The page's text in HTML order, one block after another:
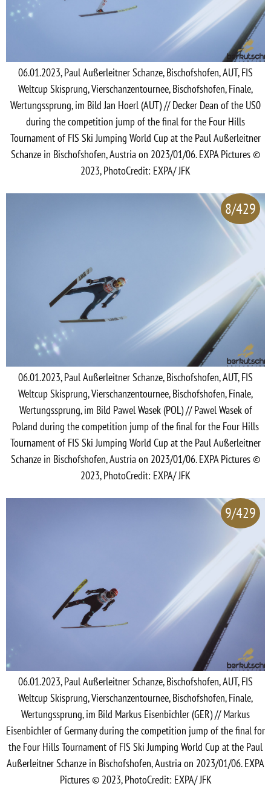
06.01.2023, Paul Außerleitner Schanze, Bischofshofen, AUT, FIS
Weltcup Skisprung, Vierschanzentournee, Bischofshofen, Finale,
Wertungssprung, im Bild Jan Hoerl (AUT) // Decker Dean of the US0
during the competition jump of the final for the Four Hills
Tournament of FIS Ski Jumping World Cup at the Paul Außerleitner
Schanze in Bischofshofen, Austria on 2023/01/06. EXPA Pictures ©
2023, PhotoCredit: EXPA/ JFK
8/429
06.01.2023, Paul Außerleitner Schanze, Bischofshofen, AUT, FIS
Weltcup Skisprung, Vierschanzentournee, Bischofshofen, Finale,
Wertungssprung, im Bild Pawel Wasek (POL) // Pawel Wasek of
Poland during the competition jump of the final for the Four Hills
Tournament of FIS Ski Jumping World Cup at the Paul Außerleitner
Schanze in Bischofshofen, Austria on 2023/01/06. EXPA Pictures ©
2023, PhotoCredit: EXPA/ JFK
9/429
06.01.2023, Paul Außerleitner Schanze, Bischofshofen, AUT, FIS
Weltcup Skisprung, Vierschanzentournee, Bischofshofen, Finale,
Wertungssprung, im Bild Markus Eisenbichler (GER) // Markus
Eisenbichler of Germany during the competition jump of the final for
the Four Hills Tournament of FIS Ski Jumping World Cup at the Paul
Außerleitner Schanze in Bischofshofen, Austria on 2023/01/06. EXPA
Pictures © 2023, PhotoCredit: EXPA/ JFK